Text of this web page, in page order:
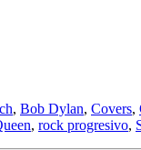
, Bob Dylan, Covers,
, rock progresivo,